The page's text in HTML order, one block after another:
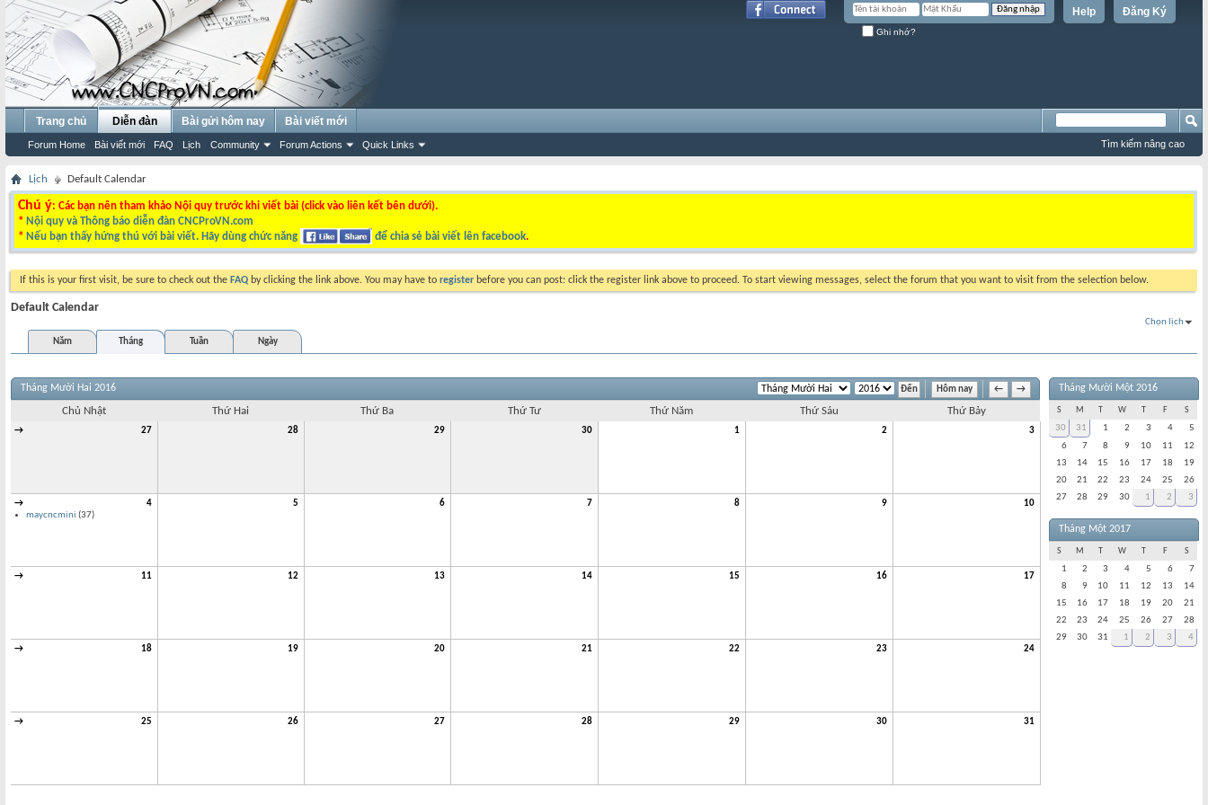
Đăng Ký
Help
Ghi nhớ?
Trang chủ Diễn đàn
Forum Home Bài viết mới FAQ Lịch Community Forum Actions Quick Links
Bài gửi hôm nay Bài viết mới
Tìm kiếm nâng cao
Lịch Default Calendar
Chú ý: Các bạn nên tham khảo Nội quy trước khi viết bài (click vào liên kết bên dưới).
* Nội quy và Thông báo diễn đàn CNCProVN.com
* Nếu bạn thấy hứng thú với bài viết. Hãy dùng chức năng để chia sẻ bài viết lên facebook.
If this is your first visit, be sure to check out the FAQ by clicking the link above. You may have to register before you can post: click the register link above to proceed. To start viewing messages, select the forum that you want to visit from the selection below.
Default Calendar
Chọn lịch
Năm
Tháng Tuần Ngày
Hôm nay ← →
Tháng Mười Hai 2016
Chủ Nhật Thứ Hai Thứ Ba Thứ Tư Thứ Năm Thứ Sáu Thứ Bảy
→ 27 28 29 30 1 2 3
→
4
maycncmini (37)
5 6 7 8 9 10
→ 11 12 13 14 15 16 17
→ 18 19 20 21 22 23 24
→ 25 26 27 28 29 30 31
Tháng Mười Một 2016
S M W F S
30 31 1 2 3 4
5
6
7 8 9 10 11
12
13
14 15 16 17 18
19
20
21 22 23 24 25
26
27
28 29 30 1 2 3
Tháng Một 2017
S M W F S
1 2 3 4 5 6
7
8
9 10 11 12 13
14
15
16 17 18 19 20
21
22
23 24 25 26 27
28
29
30 31 1 2 3 4